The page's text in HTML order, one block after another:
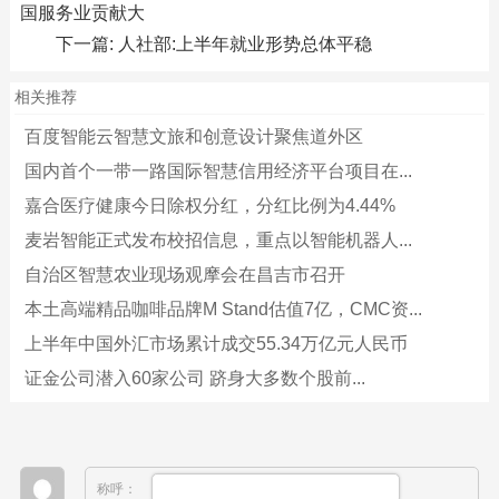
国服务业贡献大
下一篇: 人社部:上半年就业形势总体平稳
相关推荐
百度智能云智慧文旅和创意设计聚焦道外区
国内首个一带一路国际智慧信用经济平台项目在...
嘉合医疗健康今日除权分红，分红比例为4.44%
麦岩智能正式发布校招信息，重点以智能机器人...
自治区智慧农业现场观摩会在昌吉市召开
本土高端精品咖啡品牌M Stand估值7亿，CMC资...
上半年中国外汇市场累计成交55.34万亿元人民币
证金公司潜入60家公司 跻身大多数个股前...
称呼：